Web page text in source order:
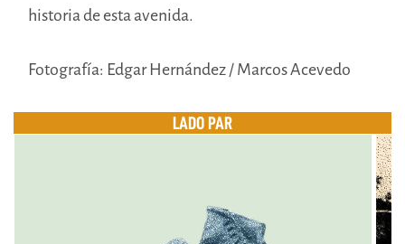
historia de esta avenida.
Fotografía: Edgar Hernández / Marcos Acevedo
LADO PAR